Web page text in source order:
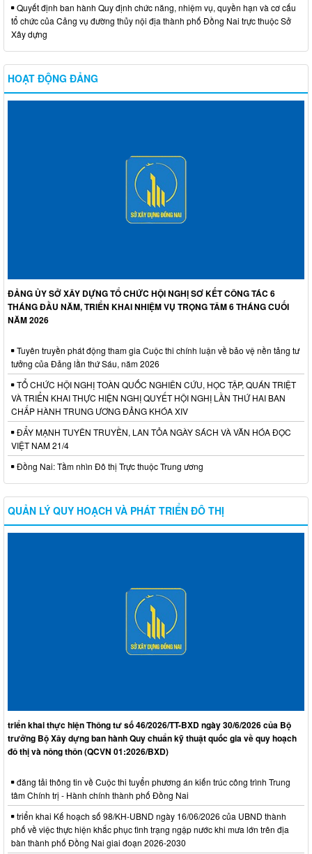
Quyết định ban hành Quy định chức năng, nhiệm vụ, quyền hạn và cơ cấu
tổ chức của Cảng vụ đường thủy nội địa thành phố Đồng Nai trực thuộc Sở
Xây dựng
HOẠT ĐỘNG ĐẢNG
ĐẢNG ỦY SỞ XÂY DỰNG TỔ CHỨC HỘI NGHỊ SƠ KẾT CÔNG TÁC 6
THÁNG ĐẦU NĂM, TRIỂN KHAI NHIỆM VỤ TRỌNG TÂM 6 THÁNG CUỐI
NĂM 2026
Tuyên truyền phát động tham gia Cuộc thi chính luận về bảo vệ nền tảng tư
tưởng của Đảng lần thứ Sáu, năm 2026
TỔ CHỨC HỘI NGHỊ TOÀN QUỐC NGHIÊN CỨU, HỌC TẬP, QUÁN TRIỆT
VÀ TRIỂN KHAI THỰC HIỆN NGHỊ QUYẾT HỘI NGHỊ LẦN THỨ HAI BAN
CHẤP HÀNH TRUNG ƯƠNG ĐẢNG KHÓA XIV
ĐẨY MẠNH TUYÊN TRUYỀN, LAN TỎA NGÀY SÁCH VÀ VĂN HÓA ĐỌC
VIỆT NAM 21/4
Đồng Nai: Tầm nhìn Đô thị Trực thuộc Trung ương
QUẢN LÝ QUY HOẠCH VÀ PHÁT TRIỂN ĐÔ THỊ
triển khai thực hiện Thông tư số 46/2026/TT-BXD ngày 30/6/2026 của Bộ
trưởng Bộ Xây dựng ban hành Quy chuẩn kỹ thuật quốc gia về quy hoạch
đô thị và nông thôn (QCVN 01:2026/BXD)
đăng tải thông tin về Cuộc thi tuyển phương án kiến trúc công trình Trung
tâm Chính trị - Hành chính thành phố Đồng Nai
triển khai Kế hoạch số 98/KH-UBND ngày 16/06/2026 của UBND thành
phố về việc thực hiện khắc phục tình trạng ngập nước khi mưa lớn trên địa
bàn thành phố Đồng Nai giai đoạn 2026-2030